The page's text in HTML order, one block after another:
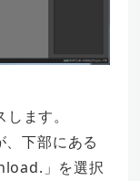
ます。
下部にある
」を選択